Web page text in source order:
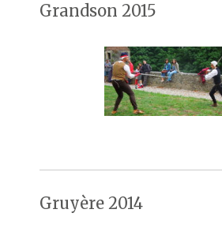
Grandson 2015
Gruyère 2014